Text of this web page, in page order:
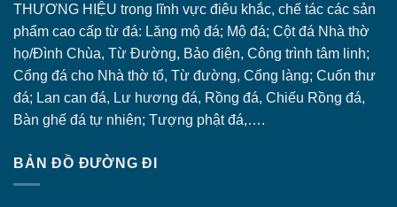
THƯƠNG HIỆU trong lĩnh vực điêu khắc, chế tác các sản
phẩm cao cấp từ đá: Lăng mộ đá; Mộ đá; Cột đá Nhà thờ
họ/Đình Chùa, Từ Đường, Bảo điện, Công trình tâm linh;
Cổng đá cho Nhà thờ tổ, Từ đường, Cổng làng; Cuốn thư
đá; Lan can đá, Lư hương đá, Rồng đá, Chiếu Rồng đá,
Bàn ghế đá tự nhiên; Tượng phật đá,….
BẢN ĐỒ ĐƯỜNG ĐI